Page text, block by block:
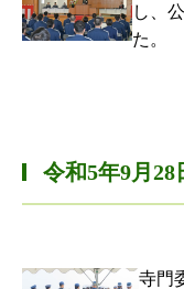
し、
た。
令和5年9月28
寺門